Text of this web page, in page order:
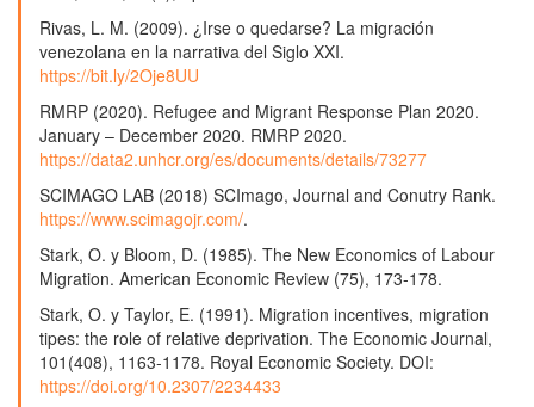
Rivas, L. M. (2009). ¿Irse o quedarse? La migración
venezolana en la narrativa del Siglo XXI.
https://bit.ly/2Oje8UU
RMRP (2020). Refugee and Migrant Response Plan 2020.
January – December 2020. RMRP 2020.
https://data2.unhcr.org/es/documents/details/73277
SCIMAGO LAB (2018) SCImago, Journal and Conutry Rank.
https://www.scimagojr.com/.
Stark, O. y Bloom, D. (1985). The New Economics of Labour
Migration. American Economic Review (75), 173-178.
Stark, O. y Taylor, E. (1991). Migration incentives, migration
tipes: the role of relative deprivation. The Economic Journal,
101(408), 1163-1178. Royal Economic Society. DOI:
https://doi.org/10.2307/2234433